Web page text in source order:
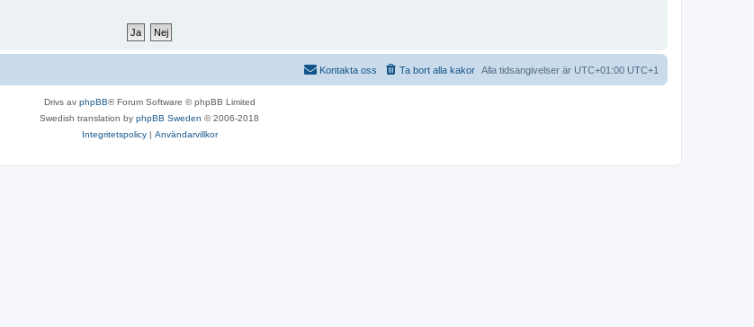
Alla tidsangivelser är UTC+01:00 UTC+1
Ta bort alla kakor
Kontakta oss
Drivs av phpBB® Forum Software © phpBB Limited
Swedish translation by phpBB Sweden © 2006-2018
Integritetspolicy| Användarvillkor